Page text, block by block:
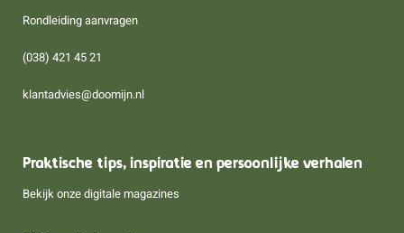
Rondleiding aanvragen
(038) 421 45 21
klantadvies@doomijn.nl
Praktische tips, inspiratie en persoonlijke verhalen
Bekijk onze digitale magazines